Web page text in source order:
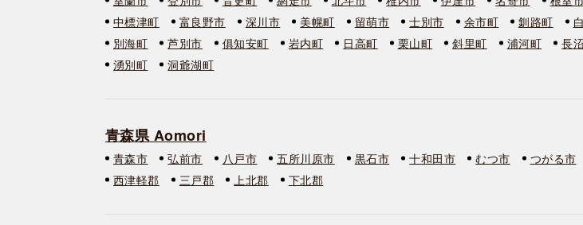
中標津町
富良野市 深川市 美幌町 留萌市 士別市 余市町 釧路町
別海町
芦別市 俱知安町 岩内町 日高町 栗山町 斜里町 浦河町 長
湧別町
洞爺湖町
青森県 Aomori
青森市 弘前市 八戸市 五所川原市 黒石市 十和田市 むつ市 つがる市
西津軽郡
三戸郡 上北郡 下北郡